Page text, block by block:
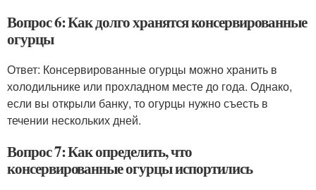
Вопрос 6: Как долго хранятся консервированные
огурцы
Ответ: Консервированные огурцы можно хранить в
холодильнике или прохладном месте до года. Однако,
если вы открыли банку, то огурцы нужно съесть в
течении нескольких дней.
Вопрос 7: Как определить, что
консервированные огурцы испортились